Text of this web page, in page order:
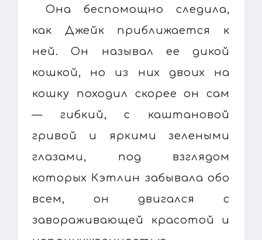
Она беспомощно следила,
как Джейк приближается к
ней. Он называл ее дикой
кошкой, но из них двоих на
кошку походил скорее он сам
— гибкий, с каштановой
гривой и яркими зелеными
глазами, под взглядом
которых Кэтлин забывала обо
всем, он двигался с
завораживающей красотой и